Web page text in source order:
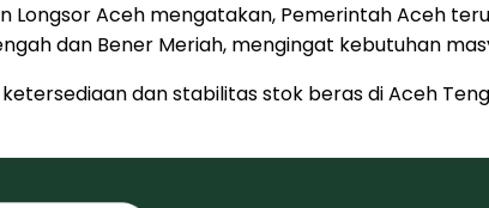
Longsor Aceh mengatakan, Pemerintah Aceh
dan Bener Meriah, mengingat kebutuhan
dan stabilitas stok beras di Aceh